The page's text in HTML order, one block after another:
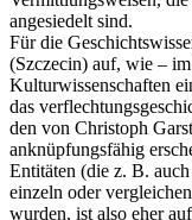
angesiedelt sind.
Für die
(Szczecin) auf, wie –
Kulturwissenschaften
das
den von Christoph
anknüpfungsfähig
Entitäten (die z. B.
einzeln oder
wurden, ist also eher